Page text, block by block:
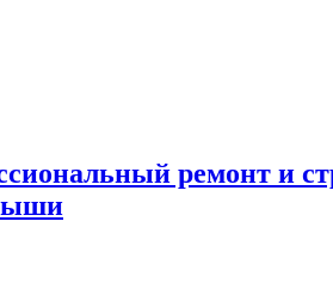
ремонт и